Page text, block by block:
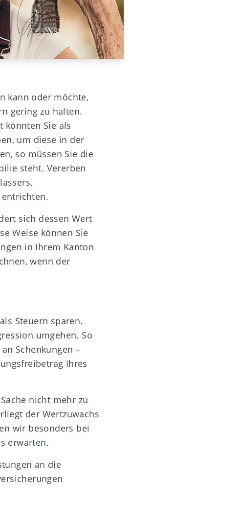
kann oder möchte,
gering zu halten.
könnten Sie als
um diese in der
so müssen Sie die
steht. Vererben
sich dessen Wert
Weise können Sie
in Ihrem Kanton
wenn der
Steuern sparen.
umgehen. So
Schenkungen –
Ihres
nicht mehr zu
der Wertzuwachs
wir besonders bei
erwarten.
an die